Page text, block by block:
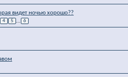
видет ночью хорошо??
4 5 ... 6